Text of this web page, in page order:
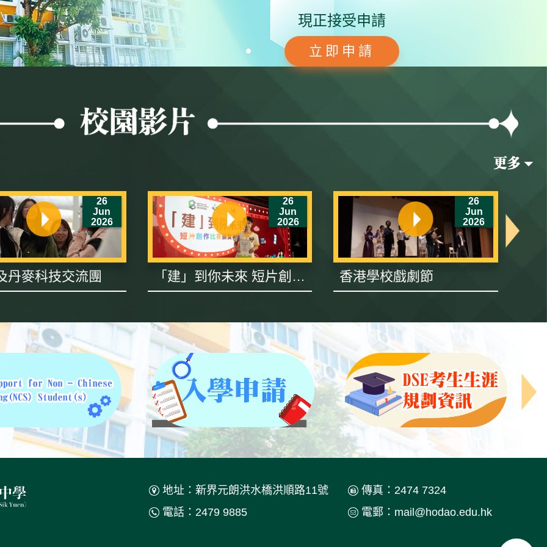
現正接受申請
立即申請
26
Jun
2026
丹麥科技交流團
26
Jun
2026
「建」到你未來 短片創作比賽
26
Jun
2026
香港學校戲劇節
地址：新界元朗洪水橋洪順路11號
電話：2479 9885
傳真：2474 7324
電郵： mail@hodao.edu.hk